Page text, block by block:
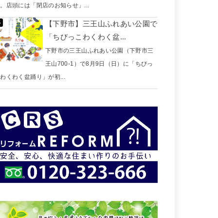
店頭には「閉店のお知らせ」...
【下野市】三王山ふれあい公園で
「ちびっこわくわく盆...
下野市の三王山ふれあい公園（下野市三
王山700-1）で8月9日（日）に「ちびっ
くわく盆踊り」が初...